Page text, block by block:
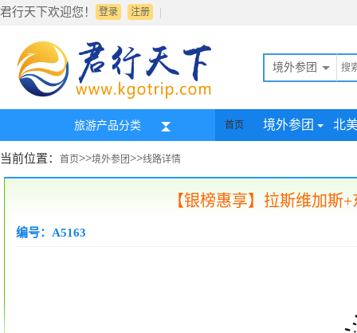
君行天下欢迎您！ 登录 |
注册
境外参团
旅游产品分类 首页 境外参团 北
当前位置： 首页>>境外参团>>线路详情
【银榜惠享】拉斯维加斯
编号：A5163